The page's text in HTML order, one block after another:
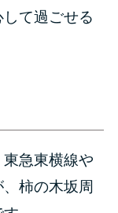
て過ごせる
急東横線や
柿の木坂周